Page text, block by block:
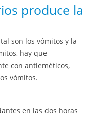
produce la
son los vómitos y la
hay que
con antieméticos,
vómitos.
en las dos horas